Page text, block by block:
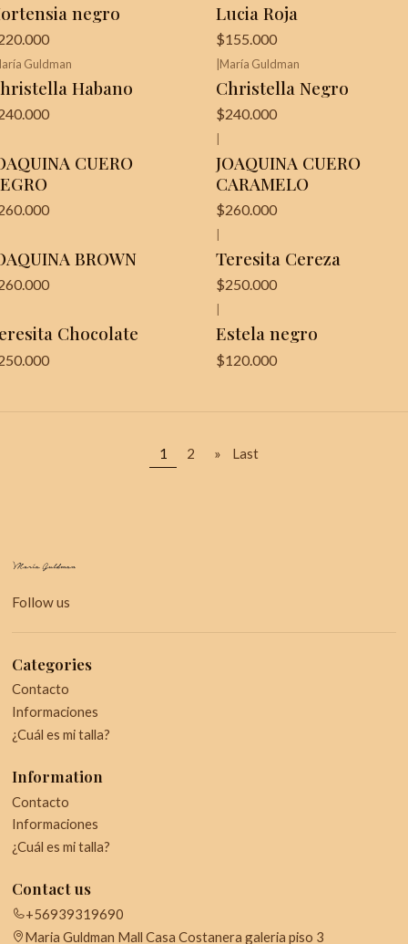
negro Lucia Roja
$155.000
Guldman
Habano
|María Guldman
Christella Negro
$240.000
CUERO
JOAQUINA CUERO
CARAMELO
$260.000
BROWN Teresita Cereza
$250.000
Chocolate Estela negro
$120.000
1 2 » Last
Follow us
Categories
Contacto
Informaciones
¿Cuál es mi talla?
Information
Contacto
Informaciones
¿Cuál es mi talla?
Contact us
+56939319690
Maria Guldman Mall Casa Costanera galeria piso 3